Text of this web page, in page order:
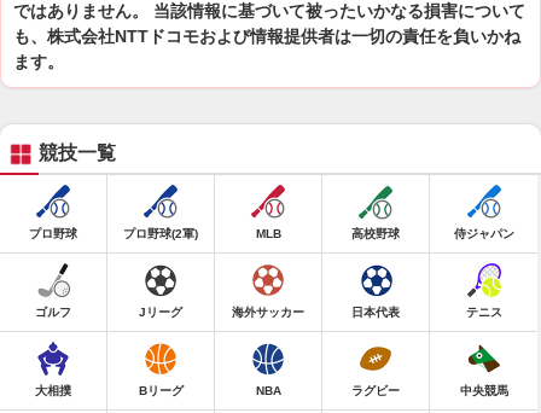
ではありません。 当該情報に基づいて被ったいかなる損害について
も、株式会社NTTドコモおよび情報提供者は一切の責任を負いかね
ます。
競技一覧
プロ野球 プロ野球(2軍) MLB 高校野球 侍ジャパン
ゴルフ Jリーグ 海外サッカー 日本代表 テニス
大相撲 Bリーグ NBA ラグビー 中央競馬